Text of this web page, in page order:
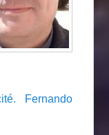
Fernando